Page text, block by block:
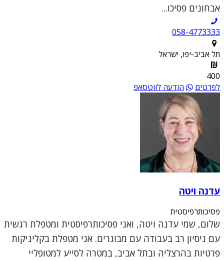
אבחונים פסיכו...
058-4773333
תל אביב-יפו, ישראל
400
לפרטים
הודעה לווטסאפ
עדנה ויטה
פסיכותרפיסטית
שלום, שמי עדנה ויטה, ואני פסיכותרפיסטית ומטפלת רגשית
עם ניסיון רב בעבודה עם מבוגרים. אני מטפלת בקליניקות
פרטיות בהרצליה ובתל אביב, במטרה לסייע למטופליי